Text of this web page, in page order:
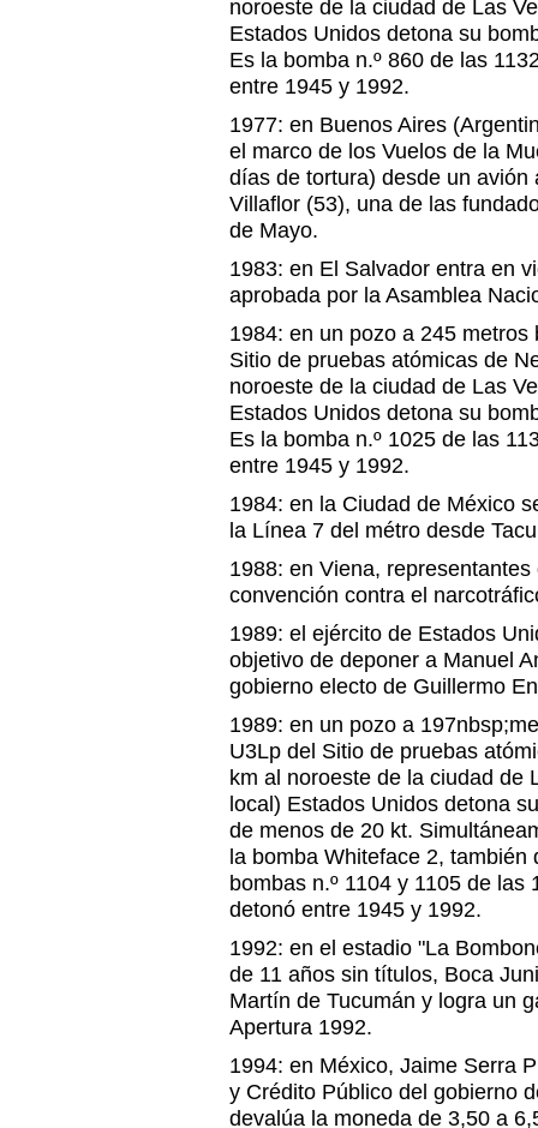
noroeste de la ciudad de Las
Estados Unidos detona su
Es la bomba n.º 860 de las
entre 1945 y 1992.
1977: en Buenos Aires
el marco de los Vuelos de la
días de tortura) desde un
Villaflor (53), una de las
de Mayo.
1983: en El Salvador entra en
aprobada por la Asamblea
1984: en un pozo a 245
Sitio de pruebas atómicas de
noroeste de la ciudad de Las
Estados Unidos detona su
Es la bomba n.º 1025 de las
entre 1945 y 1992.
1984: en la Ciudad de México
la Línea 7 del métro desde
1988: en Viena,
convención contra el
1989: el ejército de Estados
objetivo de deponer a Manuel
gobierno electo de Guillermo
1989: en un pozo a
U3Lp del Sitio de pruebas
km al noroeste de la ciudad de
local) Estados Unidos detona
de menos de 20 kt.
la bomba Whiteface 2,
bombas n.º 1104 y 1105 de las
detonó entre 1945 y 1992.
1992: en el estadio "La
de 11 años sin títulos, Boca
Martín de Tucumán y logra un
Apertura 1992.
1994: en México, Jaime Serra
y Crédito Público del gobierno
devalúa la moneda de 3,50 a